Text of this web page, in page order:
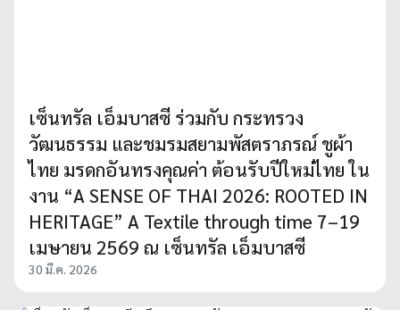
เซ็นทรัล เอ็มบาสซี ร่วมกับ กระทรวง
วัฒนธรรม และชมรมสยามพัสตราภรณ์ ชูผ้า
ไทย มรดกอันทรงคุณค่า ต้อนรับปีใหม่ไทย ใน
งาน “A SENSE OF THAI 2026: ROOTED IN
HERITAGE” A Textile through time 7–19
เมษายน 2569 ณ เซ็นทรัล เอ็มบาสซี
30 มี.ค. 2026